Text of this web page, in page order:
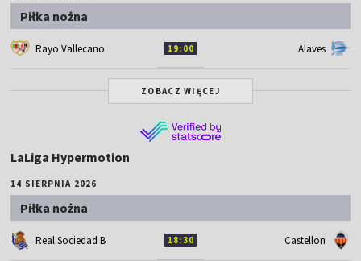
Piłka nożna
Rayo Vallecano 19:00 Alaves
ZOBACZ WIĘCEJ
LaLiga Hypermotion
14 SIERPNIA 2026
Piłka nożna
Real Sociedad B 18:30 Castellon